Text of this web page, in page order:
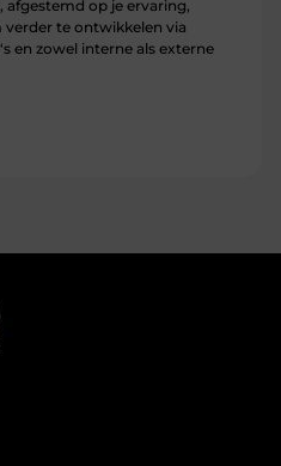
afgestemd op je ervaring,
te ontwikkelen via
en zowel interne als externe